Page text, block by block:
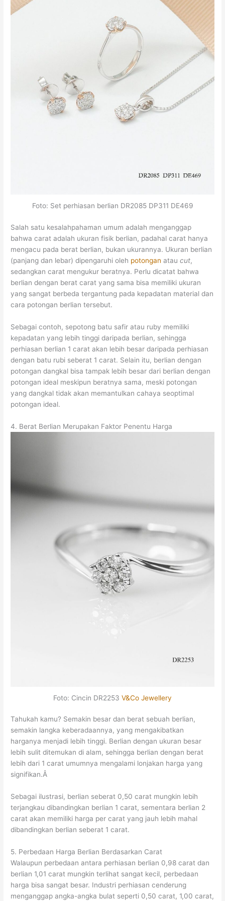
Foto: Set perhiasan berlian DR2085 DP311 DE469
Salah satu kesalahpahaman umum adalah menganggap
bahwa carat adalah ukuran fisik berlian, padahal carat hanya
mengacu pada berat berlian, bukan ukurannya. Ukuran berlian
(panjang dan lebar) dipengaruhi oleh potongan atau cut,
sedangkan carat mengukur beratnya. Perlu dicatat bahwa
berlian dengan berat carat yang sama bisa memiliki ukuran
yang sangat berbeda tergantung pada kepadatan material dan
cara potongan berlian tersebut.
Sebagai contoh, sepotong batu safir atau ruby memiliki
kepadatan yang lebih tinggi daripada berlian, sehingga
perhiasan berlian 1 carat akan lebih besar daripada perhiasan
dengan batu rubi seberat 1 carat. Selain itu, berlian dengan
potongan dangkal bisa tampak lebih besar dari berlian dengan
potongan ideal meskipun beratnya sama, meski potongan
yang dangkal tidak akan memantulkan cahaya seoptimal
potongan ideal.
4. Berat Berlian Merupakan Faktor Penentu Harga
Foto: Cincin DR2253 V&Co Jewellery
Tahukah kamu? Semakin besar dan berat sebuah berlian,
semakin langka keberadaannya, yang mengakibatkan
harganya menjadi lebih tinggi. Berlian dengan ukuran besar
lebih sulit ditemukan di alam, sehingga berlian dengan berat
lebih dari 1 carat umumnya mengalami lonjakan harga yang
signifikan.Â
Sebagai ilustrasi, berlian seberat 0,50 carat mungkin lebih
terjangkau dibandingkan berlian 1 carat, sementara berlian 2
carat akan memiliki harga per carat yang jauh lebih mahal
dibandingkan berlian seberat 1 carat.
5. Perbedaan Harga Berlian Berdasarkan Carat
Walaupun perbedaan antara perhiasan berlian 0,98 carat dan
berlian 1,01 carat mungkin terlihat sangat kecil, perbedaan
harga bisa sangat besar. Industri perhiasan cenderung
menganggap angka-angka bulat seperti 0,50 carat, 1,00 carat,